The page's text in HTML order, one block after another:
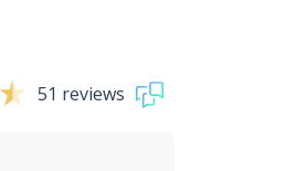
51 reviews